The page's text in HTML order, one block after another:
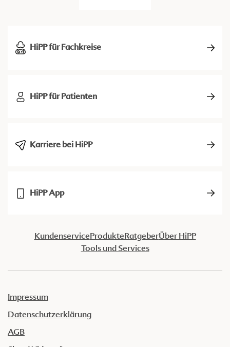
HiPP für Fachkreise
HiPP für Patienten
Karriere bei HiPP
HiPP App
KundenserviceProdukteRatgeberÜber HiPP
Tools und Services
Impressum
Datenschutzerklärung
AGB